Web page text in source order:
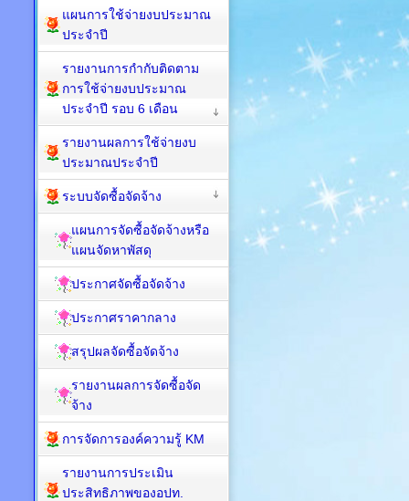
แผนการใช้จ่ายงบประมาณ
ประจำปี
รายงานการกำกับติดตาม
การใช้จ่ายงบประมาณ
ประจำปี รอบ 6 เดือน
รายงานผลการใช้จ่ายงบ
ประมาณประจำปี
ระบบจัดซื้อจัดจ้าง
แผนการจัดซื้อจัดจ้างหรือ
แผนจัดหาพัสดุ
ประกาศจัดซื้อจัดจ้าง
ประกาศราคากลาง
สรุปผลจัดซื้อจัดจ้าง
รายงานผลการจัดซื้อจัด
จ้าง
การจัดการองค์ความรู้ KM
รายงานการประเมิน
ประสิทธิภาพของอปท.